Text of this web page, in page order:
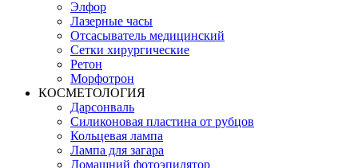
Элфор
Лазерные часы
Отсасыватель медицинский
Сетки хирургические
Ретон
Морфотрон
КОСМЕТОЛОГИЯ
Дарсонваль
Силиконовая пластина от рубцов
Кольцевая лампа
Лампа для загара
Домашний фотоэпилятор